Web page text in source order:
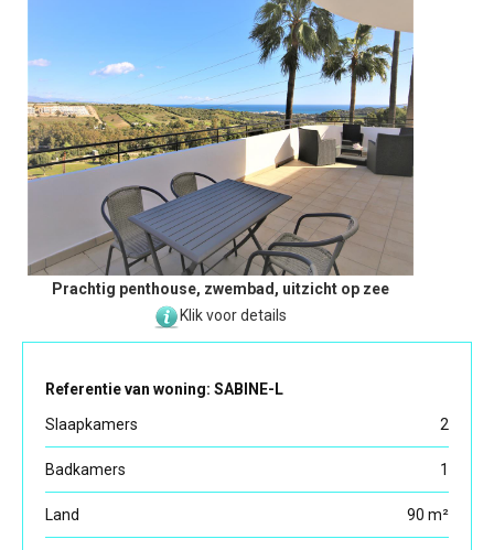
Prachtig penthouse, zwembad, uitzicht op zee
Klik voor details
Referentie van woning: SABINE-L
Slaapkamers
2
Badkamers 1
Land 90 m²